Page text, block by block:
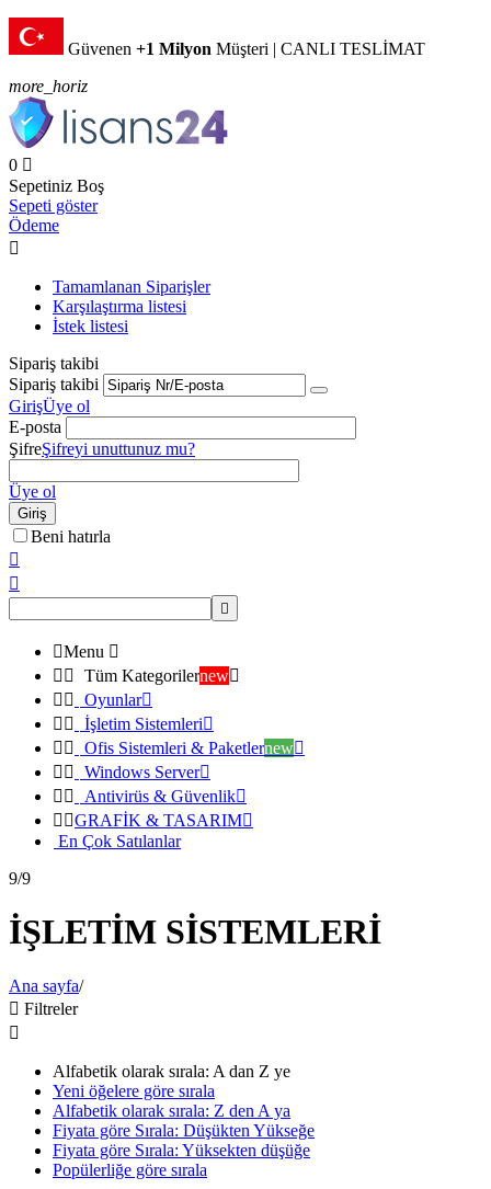
Güvenen +1 Milyon Müşteri | CANLI TESLİMAT
more_horiz
0 
Sepetiniz Boş
Sepeti göster
Ödeme

Tamamlanan Siparişler
Karşılaştırma listesi
İstek listesi
Sipariş takibi
Sipariş takibi
GirişÜye ol
E-posta
ŞifreŞifreyi unuttunuz mu?
Üye ol
Giriş
Beni hatırla



Menu 
  Tüm Kategorilernew
  Oyunlar
  İşletim Sistemleri
  Ofis Sistemleri & Paketlernew
  Windows Server
  Antivirüs & Güvenlik
 GRAFİK & TASARIM
En Çok Satılanlar
9/9
İŞLETİM SİSTEMLERİ
Ana sayfa/
 Filtreler

Alfabetik olarak sırala: A dan Z ye
Yeni öğelere göre sırala
Alfabetik olarak sırala: Z den A ya
Fiyata göre Sırala: Düşükten Yükseğe
Fiyata göre Sırala: Yüksekten düşüğe
Popülerliğe göre sırala